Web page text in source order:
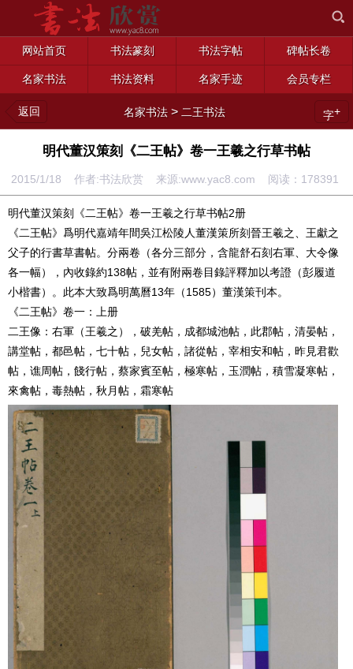
网站首页 书法篆刻 书法字帖 碑帖长卷
名家书法 书法资料 名家手迹 会员专栏
返回 名家书法 > 二王书法 字+
明代董汉策刻《二王帖》卷一王羲之行草书帖
2015/1/18 作者:书法欣赏 来源:www.yac8.com 阅读： 178391
明代董汉策刻《二王帖》卷一王羲之行草书帖2册
《二王帖》爲明代嘉靖年間吳江松陵人董漢策所刻晉王羲之、王獻之
父子的行書草書帖。分兩卷（各分三部分，含龍舒石刻右軍、大令像
各一幅），內收錄約138帖，並有附兩卷目錄評釋加以考證（彭履道
小楷書）。此本大致爲明萬曆13年（1585）董漢策刊本。
《二王帖》卷一：上册
二王像：右軍（王羲之），破羌帖，成都城池帖，此郡帖，清晏帖，
講堂帖，都邑帖，七十帖，兒女帖，諸從帖，宰相安和帖，昨見君歡
帖，谯周帖，餞行帖，蔡家賓至帖，極寒帖，玉潤帖，積雪凝寒帖，
來禽帖，毒熱帖，秋月帖，霜寒帖